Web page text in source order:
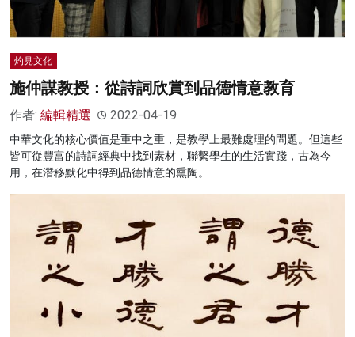
灼見文化
施仲謀教授：從詩詞欣賞到品德情意教育
作者: 編輯精選 2022-04-19
中華文化的核心價值是重中之重，是教學上最難處理的問題。但這些
皆可從豐富的詩詞經典中找到素材，聯繫學生的生活實踐，古為今
用，在潛移默化中得到品德情意的熏陶。